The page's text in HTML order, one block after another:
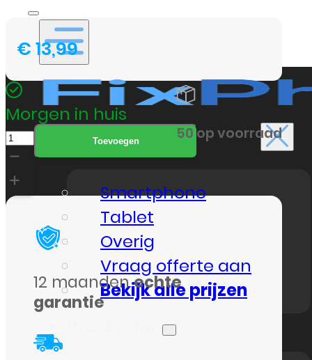
Reparaties
Smartphone
Tablet
Overig
Vraag offerte aan
Bekijk alle prijzen
Producten
€13,99
Morgen in huis
Originele
Samsung
USB-
A
naar
USB-
Kabel
Meter
Toevoegen 50 op voorraad
12 maandenechte
garantie